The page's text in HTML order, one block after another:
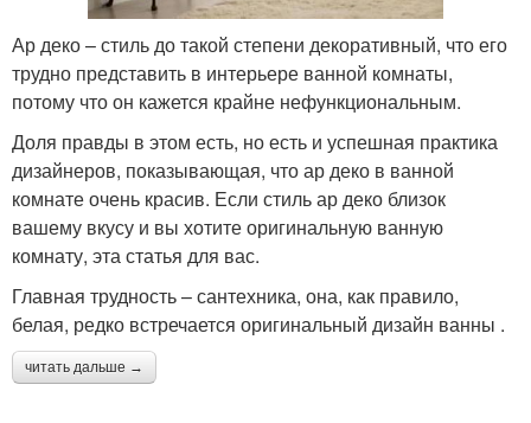
Ар деко – стиль до такой степени декоративный, что его
трудно представить в интерьере ванной комнаты,
потому что он кажется крайне нефункциональным.
Доля правды в этом есть, но есть и успешная практика
дизайнеров, показывающая, что ар деко в ванной
комнате очень красив. Если стиль ар деко близок
вашему вкусу и вы хотите оригинальную ванную
комнату, эта статья для вас.
Главная трудность – сантехника, она, как правило,
белая, редко встречается оригинальный дизайн ванны .
читать дальше →